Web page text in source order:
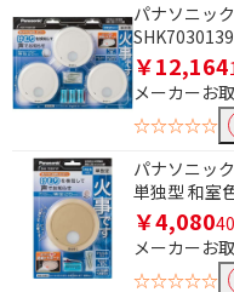
パナソニッ
￥12,164
メーカーお
☆☆☆☆☆
パナソニッ
単独型 和室
￥4,080
メーカーお
☆☆☆☆☆